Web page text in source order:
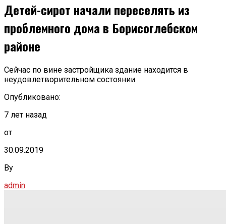
Детей-сирот начали переселять из
проблемного дома в Борисоглебском
районе
Сейчас по вине застройщика здание находится в
неудовлетворительном состоянии
Опубликовано:
7 лет назад
от
30.09.2019
By
admin